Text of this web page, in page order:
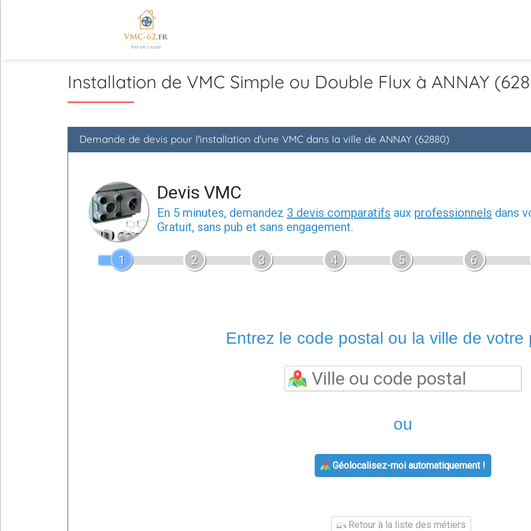
Installation de VMC Simple ou Double Flux à ANNAY
Demande de devis pour l'installation d'une VMC dans la ville de ANNAY (62880)
Devis VMC
En 5 minutes, demandez 3 devis comparatifs aux professionnels dans
Gratuit, sans pub et sans engagement.
1 2 3 4 5 6
Entrez le code postal ou la ville de votre
ou
Géolocalisez-moi automatiquement !
Retour à la liste des métiers